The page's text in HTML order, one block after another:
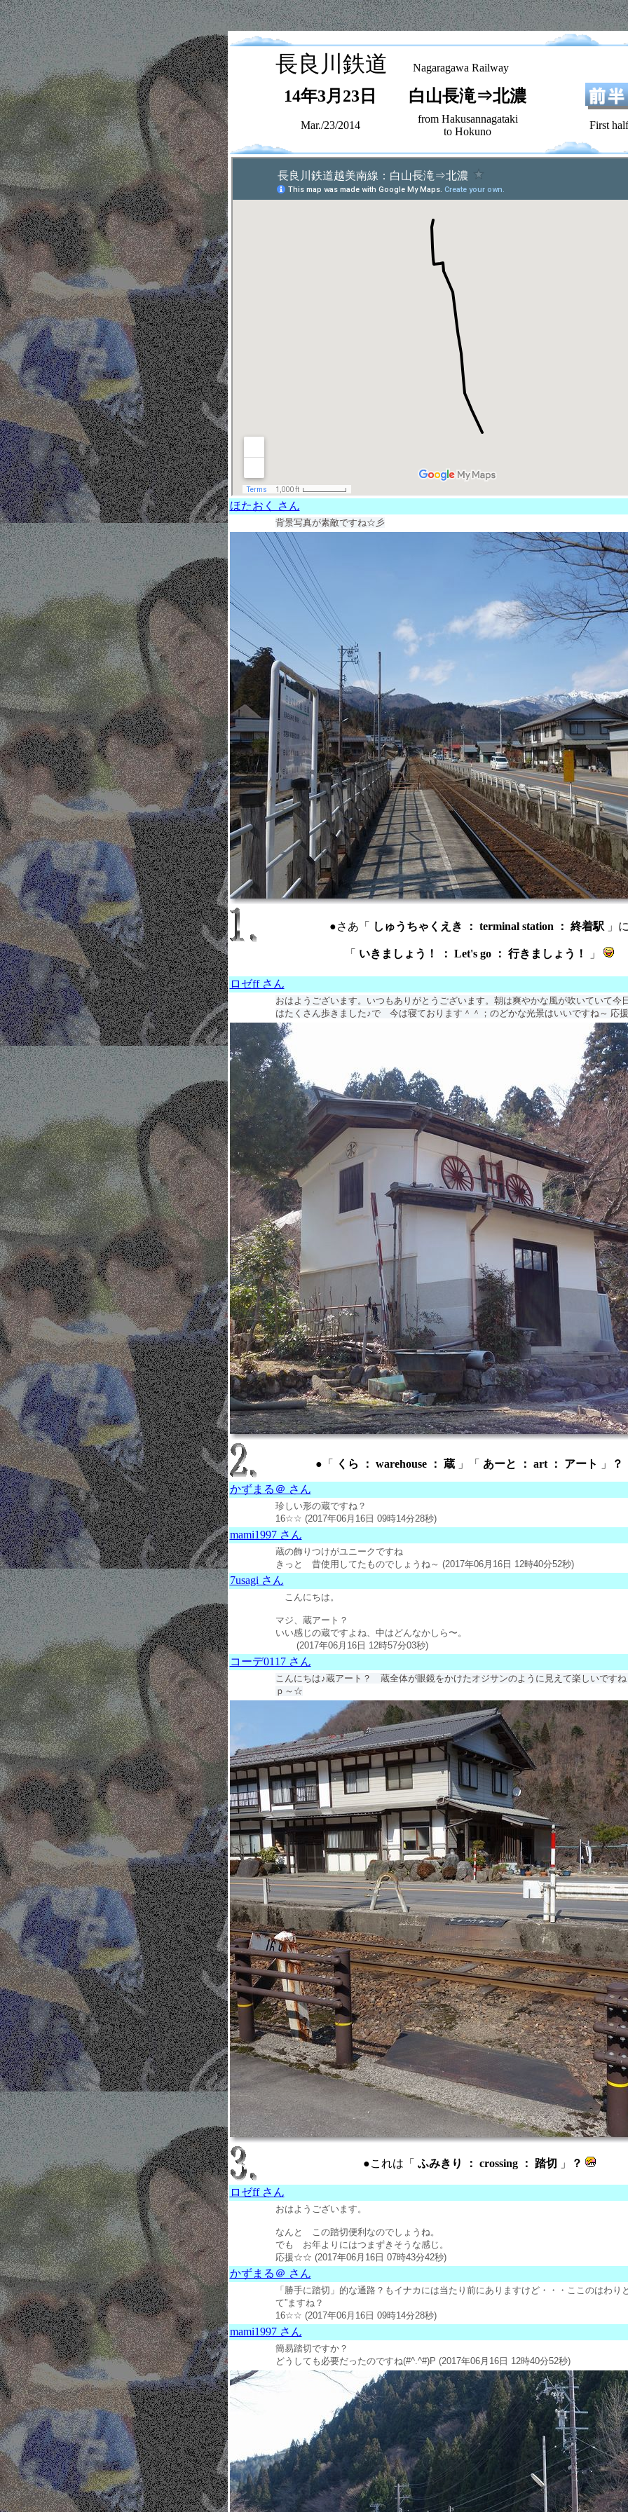
長良川鉄道 Nagaragawa Railway
14年3月23日 白山長滝⇒北濃
Mar./23/2014
from Hakusannagataki
to Hokuno
First half
ほたおく さん
背景写真が素敵ですね☆彡
●さあ「 しゅうちゃくえき ： terminal station ： 終着駅 」
「 いきましょう！ ： Let's go ： 行きましょう！ 」
ロゼff さん
おはようございます。いつもありがとうございます。朝は爽やかな風が吹いていて今
はたくさん歩きました♪で 今は寝ております＾＾；のどかな光景はいいですね～ 応
●「 くら ： warehouse ： 蔵」「 あーと ： art ： アート 」 ？
かずまる＠ さん
珍しい形の蔵ですね？
16☆☆ (2017年06月16日 09時14分28秒)
mami1997 さん
蔵の飾りつけがユニークですね
きっと 昔使用してたものでしょうね～ (2017年06月16日 12時40分52秒)
7usagi さん
こんにちは。
マジ、蔵アート？
いい感じの蔵ですよね、中はどんなかしら〜。
(2017年06月16日 12時57分03秒)
コーデ0117 さん
こんにちは♪蔵アート？ 蔵全体が眼鏡をかけたオジサンのように見えて楽しいです
ｐ～☆
●これは「 ふみきり ： crossing ： 踏切 」 ？
ロゼff さん
おはようございます。
なんと この踏切便利なのでしょうね。
でも お年よりにはつまずきそうな感じ。
応援☆☆ (2017年06月16日 07時43分42秒)
かずまる＠ さん
「勝手に踏切」的な通路？もイナカには当たり前にありますけど・・・ここのはわり
て”ますね？
16☆☆ (2017年06月16日 09時14分28秒)
mami1997 さん
簡易踏切ですか？
どうしても必要だったのですね(#^.^#)P (2017年06月16日 12時40分52秒)